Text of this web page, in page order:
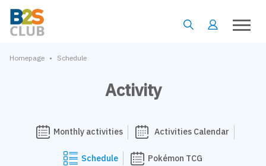
Homepage • Schedule
Activity
Monthly activities
Activities Calendar
Schedule
Pokémon TCG